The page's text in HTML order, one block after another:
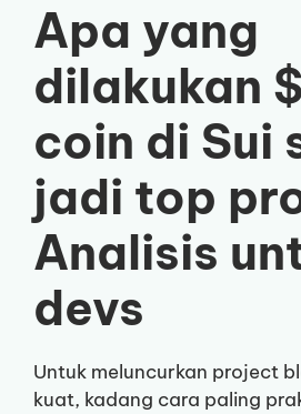
Apa yang
dilakukan
coin di Sui
jadi top
Analisis
devs
Untuk meluncurkan project
kuat, kadang cara paling